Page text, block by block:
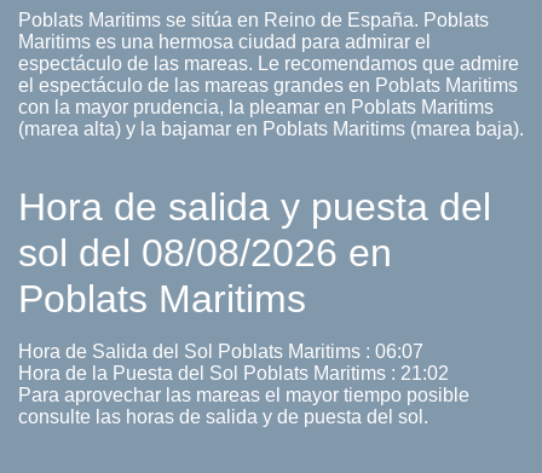
Poblats Maritims se sitúa en Reino de España. Poblats
Maritims es una hermosa ciudad para admirar el
espectáculo de las mareas. Le recomendamos que admire
el espectáculo de las mareas grandes en Poblats Maritims
con la mayor prudencia, la pleamar en Poblats Maritims
(marea alta) y la bajamar en Poblats Maritims (marea baja).
Hora de salida y puesta del
sol del 08/08/2026 en
Poblats Maritims
Hora de Salida del Sol Poblats Maritims : 06:07
Hora de la Puesta del Sol Poblats Maritims : 21:02
Para aprovechar las mareas el mayor tiempo posible
consulte las horas de salida y de puesta del sol.